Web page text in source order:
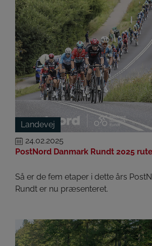
Landevej
24.02.2025
PostNord Danmark Rundt 2025
Så er de fem etaper i dette års
Rundt er nu præsenteret.